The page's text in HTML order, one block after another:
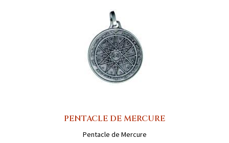
PENTACLE DE MERCURE
Pentacle de Mercure